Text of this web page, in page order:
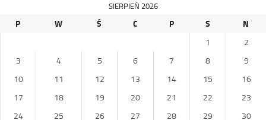
SIERPIEŃ 2026
P W Ś C P S N
1
2
3
4 5 6 7 8
9
10
11 12 13 14 15
16
17
18 19 20 21 22
23
24
25 26 27 28 29
30